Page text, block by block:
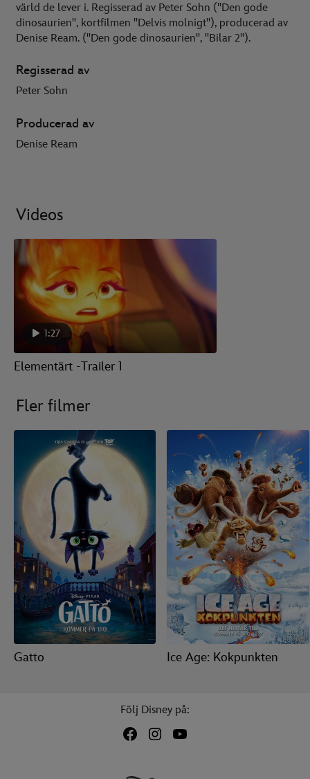
värld de lever i. Regisserad av Peter Sohn ("Den gode
dinosaurien", kortfilmen "Delvis molnigt"), producerad av
Denise Ream. ("Den gode dinosaurien", "Bilar 2").
Regisserad av
Peter Sohn
Producerad av
Denise Ream
Videos
1:27
Elementärt -Trailer 1
Fler filmer
Gatto Ice Age: Kokpunkten
Följ Disney på: